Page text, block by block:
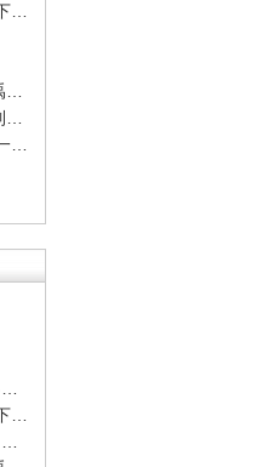
· 全场在哭！胡歌 冯小刚夸她是天才 她会是下一个00后影后吗
· 她堪称亚洲第一艳星 卖军火做间谍 她的每一件衣服从不白脱
· 全场在哭！胡歌 冯小刚夸她是天才 她会是下一个00后影后吗